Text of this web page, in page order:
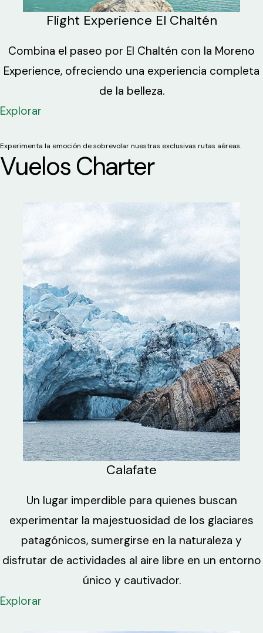
Flight Experience El Chaltén
Combina el paseo por El Chaltén con la Moreno
Experience, ofreciendo una experiencia completa
de la belleza.
Explorar
Experimenta la emoción de sobrevolar nuestras exclusivas rutas aéreas.
Vuelos Charter
Calafate
Un lugar imperdible para quienes buscan
experimentar la majestuosidad de los glaciares
patagónicos, sumergirse en la naturaleza y
disfrutar de actividades al aire libre en un entorno
único y cautivador.
Explorar